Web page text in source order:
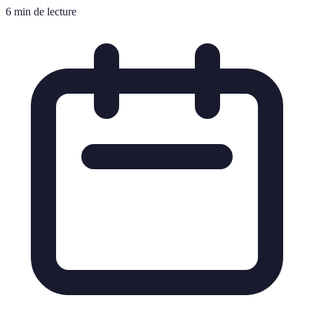
6 min de lecture